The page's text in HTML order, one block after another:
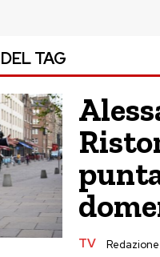
TAG
TV